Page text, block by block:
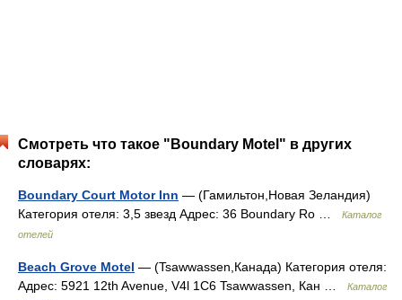
Смотреть что такое "Boundary Motel" в других
словарях:
Boundary Court Motor Inn — (Гамильтон,Новая Зеландия)
Категория отеля: 3,5 звезд Адрес: 36 Boundary Ro …
Каталог
отелей
Beach Grove Motel — (Tsawwassen,Канада) Категория отеля:
Адрес: 5921 12th Avenue, V4l 1C6 Tsawwassen, Кан …
Каталог